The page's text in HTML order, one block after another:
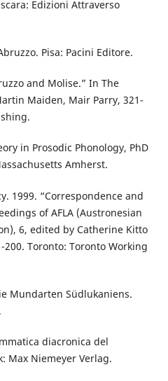
Edizioni Attraverso
Pisa: Pacini Editore.
and Molise.” In The
Maiden, Mair Parry, 321-
in Prosodic Phonology, PhD
Amherst.
1999. “Correspondence and
of AFLA (Austronesian
6, edited by Catherine Kitto
Toronto: Toronto Working
Mundarten Südlukaniens.
diacronica del
Max Niemeyer Verlag.